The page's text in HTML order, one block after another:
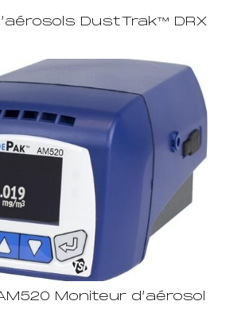
DustTrak™ DRX
Moniteur d’aérosol